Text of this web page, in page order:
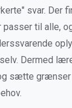
svar. Der
til alle,
Dermed
sætte grænser